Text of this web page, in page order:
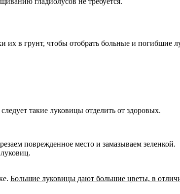
их в грунт, чтобы отобрать больные и погибшие
такие луковицы отделить от здоровых.
поврежденное место и замазываем зеленкой.
Большие луковицы дают большие цветы, в